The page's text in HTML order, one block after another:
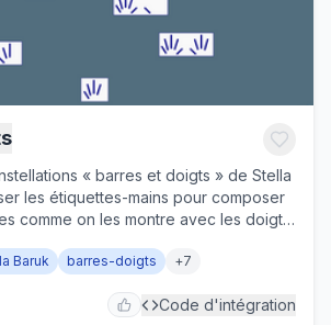
« barres et doigts » de Stella
les étiquettes-mains pour composer
comme on les montre avec les doigts.
cycle 2.
Baruk barres-doigts +7
Code d'intégration